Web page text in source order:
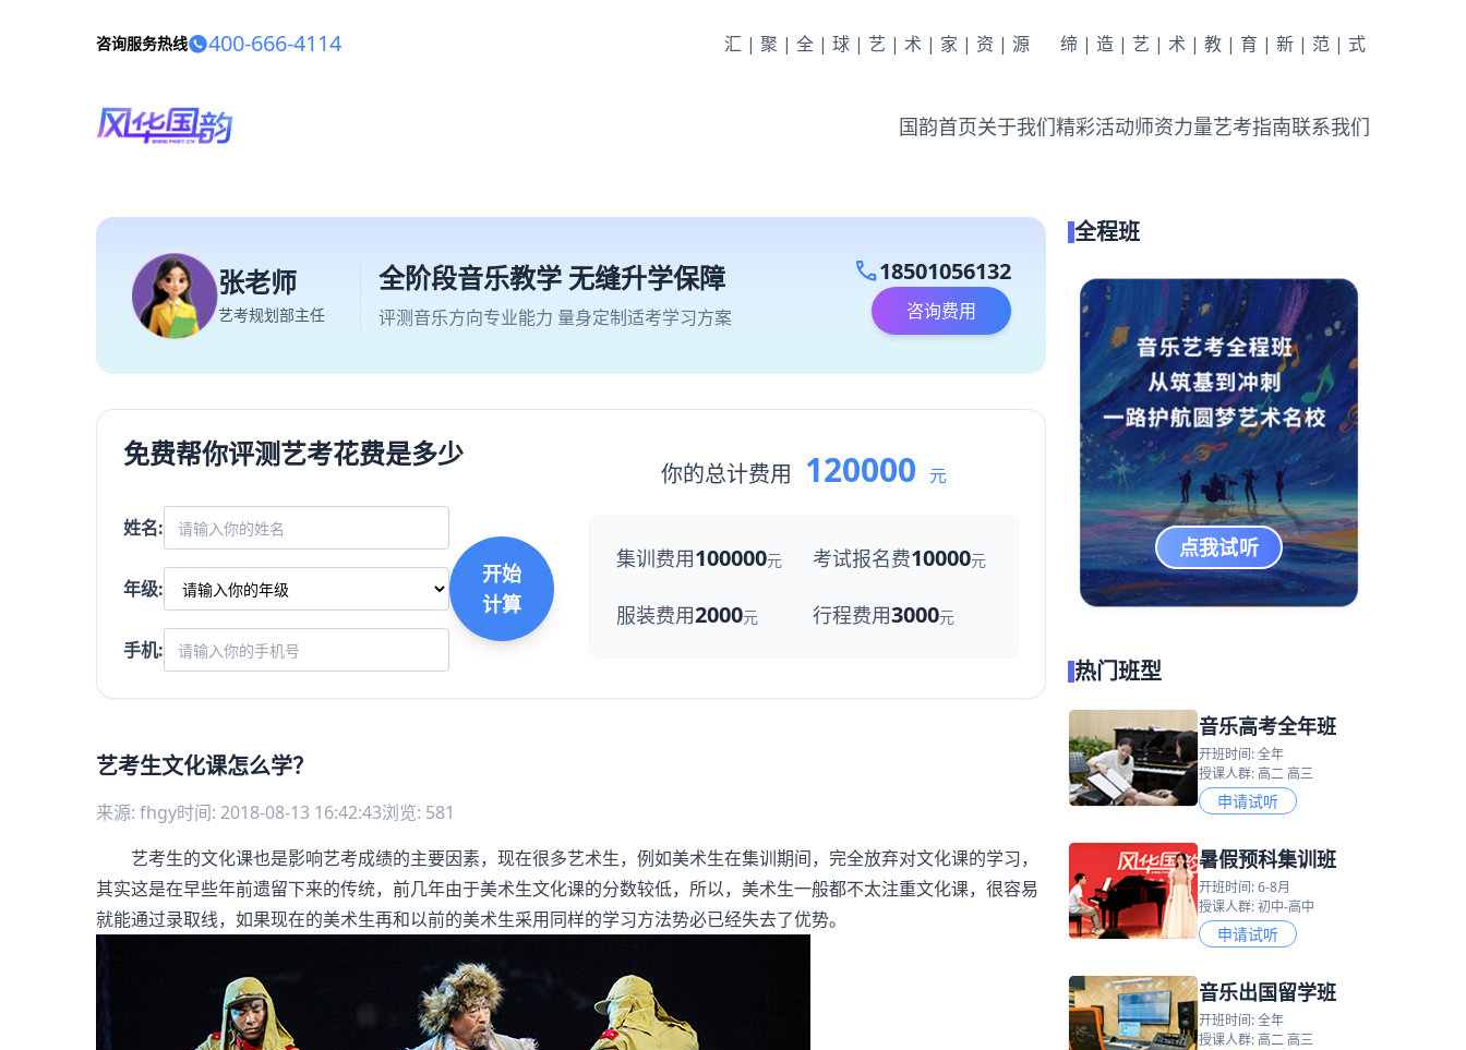
咨询服务热线 400-666-4114 汇|聚|全|球|艺|术|家|资|源 缔|造|艺|术|教|育|新|范|式
国韵首页关于我们精彩活动师资力量艺考指南联系我们
张老师
艺考规划部主任
全阶段音乐教学 无缝升学保障
评测音乐方向专业能力 量身定制适考学习方案
call18501056132
咨询费用
免费帮你评测艺考花费是多少
姓名:
年级:
手机:
开始
计算
你的总计费用 120000 元
集训费用100000元 考试报名费10000元
服装费用2000元 行程费用3000元
艺考生文化课怎么学？
来源: fhgy时间: 2018-08-13 16:42:43浏览: 581
艺考生的文化课也是影响艺考成绩的主要因素，现在很多艺术生，例如美术生在集训期间，完全放弃对文化课的学习，
其实这是在早些年前遗留下来的传统，前几年由于美术生文化课的分数较低，所以，美术生一般都不太注重文化课，很容易
就能通过录取线，如果现在的美术生再和以前的美术生采用同样的学习方法势必已经失去了优势。
全程班
点我试听
热门班型
音乐高考全年班
开班时间: 全年
授课人群: 高二 高三
申请试听
暑假预科集训班
开班时间: 6-8月
授课人群: 初中-高中
申请试听
音乐出国留学班
开班时间: 全年
授课人群: 高二 高三